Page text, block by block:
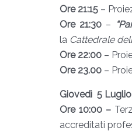
Ore 21:15 –
Ore 21:30 –
la Cattedrale
Ore 22:00 –
Ore 23.00 –
Giovedì 5 Luglio
Ore 10:00 –
accreditati